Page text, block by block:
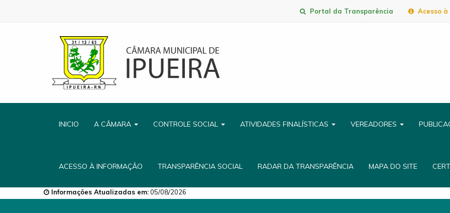
Acesso
Portal da Transparência
INICIO A CÂMARA CONTROLE SOCIAL ATIVIDADES FINALÍSTICAS VEREADORES
ACESSO À INFORMAÇÃO TRANSPARÊNCIA SOCIAL RADAR DA TRANSPARÊNCIA MAPA DO SITE
Informações Atualizadas em:05/08/2026